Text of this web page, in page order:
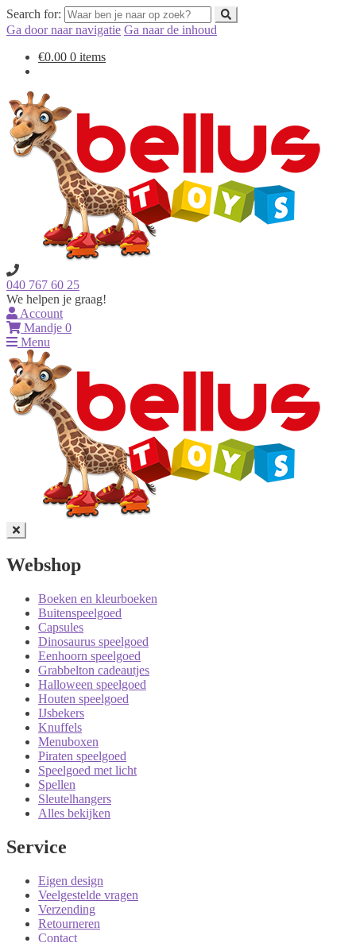
Search for:
Ga door naar navigatie Ga naar de inhoud
€0.00 0 items
040 767 60 25
We helpen je graag!
Account
Mandje 0
Menu
Webshop
Boeken en kleurboeken
Buitenspeelgoed
Capsules
Dinosaurus speelgoed
Eenhoorn speelgoed
Grabbelton cadeautjes
Halloween speelgoed
Houten speelgoed
IJsbekers
Knuffels
Menuboxen
Piraten speelgoed
Speelgoed met licht
Spellen
Sleutelhangers
Alles bekijken
Service
Eigen design
Veelgestelde vragen
Verzending
Retourneren
Contact